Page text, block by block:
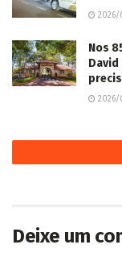
Nos
Deixe um